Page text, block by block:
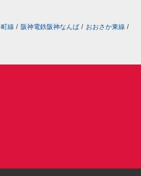
線 / 阪神電鉄阪神なんば / おおさか東線 /